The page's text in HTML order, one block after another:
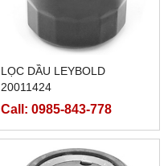
LỌC DẦU LEYBOLD
20011424
Call: 0985-843-778